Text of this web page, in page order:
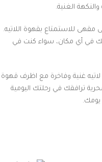
الغنية.
مقهى للاستمتاع بقهوة اللاتيه.
في أي مكان، سواء كنت في
غنية وفاخرة مع اظرف قهوة
ترافقك في رحلتك اليومية
يومك.